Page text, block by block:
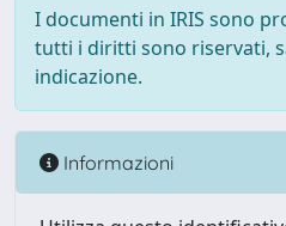
I documenti in IRIS sono
tutti i diritti sono riservati,
indicazione.
Informazioni